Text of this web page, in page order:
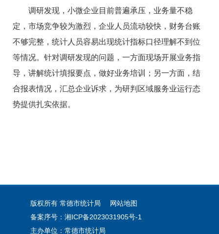
调研发现，小微企业目前普遍承压，业务量不稳
定，市场竞争较为激烈，企业人员流动较快，财务台账
不够完整，统计人员容易出现统计指标口径理解不到位
等情况。针对调研发现的问题，一方面现场开展业务指
导，讲解统计填报要点，做好业务培训；另一方面，结
合报表情况，汇总企业诉求，为研判区域服务业运行态
势提供扎实依据。
版权所有 常德市统计局
网站地图
备案序号：湘ICP备2023031905号-1
主办单位：常德市统计局